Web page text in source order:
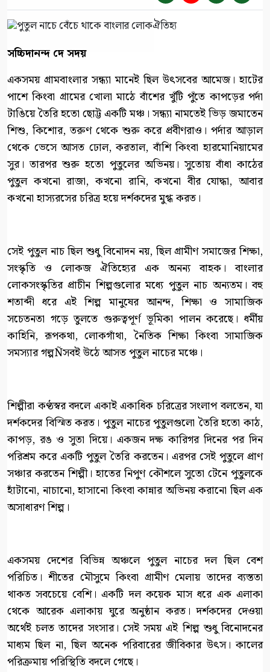
সচ্চিদানন্দ দে সদয়
একসময় গ্রামবাংলার সন্ধ্যা মানেই ছিল উৎসবের আমেজ। হাটের
পাশে কিংবা গ্রামের খোলা মাঠে বাঁশের খুঁটি পুঁতে কাপড়ের পর্দা
টাঙিয়ে তৈরি হতো ছোট্ট একটি মঞ্চ। সন্ধ্যা নামতেই ভিড় জমাতেন
শিশু, কিশোর, তরুণ থেকে শুরু করে প্রবীণরাও। পর্দার আড়াল
থেকে ভেসে আসত ঢোল, করতাল, বাঁশি কিংবা হারমোনিয়ামের
সুর। তারপর শুরু হতো পুতুলের অভিনয়। সুতোয় বাঁধা কাঠের
পুতুল কখনো রাজা, কখনো রানি, কখনো বীর যোদ্ধা, আবার
কখনো হাস্যরসের চরিত্র হয়ে দর্শকদের মুগ্ধ করত।
সেই পুতুল নাচ ছিল শুধু বিনোদন নয়, ছিল গ্রামীণ সমাজের শিক্ষা,
সংস্কৃতি ও লোকজ ঐতিহ্যের এক অনন্য বাহক। বাংলার
লোকসংস্কৃতির প্রাচীন শিল্পগুলোর মধ্যে পুতুল নাচ অন্যতম। বহু
শতাব্দী ধরে এই শিল্প মানুষের আনন্দ, শিক্ষা ও সামাজিক
সচেতনতা গড়ে তুলতে গুরুত্বপূর্ণ ভূমিকা পালন করেছে। ধর্মীয়
কাহিনি, রূপকথা, লোকগাঁথা, নৈতিক শিক্ষা কিংবা সামাজিক
সমস্যার গল্পÑসবই উঠে আসত পুতুল নাচের মঞ্চে।
শিল্পীরা কণ্ঠস্বর বদলে একাই একাধিক চরিত্রের সংলাপ বলতেন, যা
দর্শকদের বিস্মিত করত। পুতুল নাচের পুতুলগুলো তৈরি হতো কাঠ,
কাপড়, রঙ ও সুতা দিয়ে। একজন দক্ষ কারিগর দিনের পর দিন
পরিশ্রম করে একটি পুতুল তৈরি করতেন। এরপর সেই পুতুলে প্রাণ
সঞ্চার করতেন শিল্পী। হাতের নিপুণ কৌশলে সুতো টেনে পুতুলকে
হাঁটানো, নাচানো, হাসানো কিংবা কান্নার অভিনয় করানো ছিল এক
অসাধারণ শিল্প।
একসময় দেশের বিভিন্ন অঞ্চলে পুতুল নাচের দল ছিল বেশ
পরিচিত। শীতের মৌসুমে কিংবা গ্রামীণ মেলায় তাদের ব্যস্ততা
থাকত সবচেয়ে বেশি। একটি দল কয়েক মাস ধরে এক এলাকা
থেকে আরেক এলাকায় ঘুরে অনুষ্ঠান করত। দর্শকদের দেওয়া
অর্থেই চলত তাদের সংসার। সেই সময় এই শিল্প শুধু বিনোদনের
মাধ্যম ছিল না, ছিল অনেক পরিবারের জীবিকার উৎস। কালের
পরিক্রমায় পরিস্থিতি বদলে গেছে।